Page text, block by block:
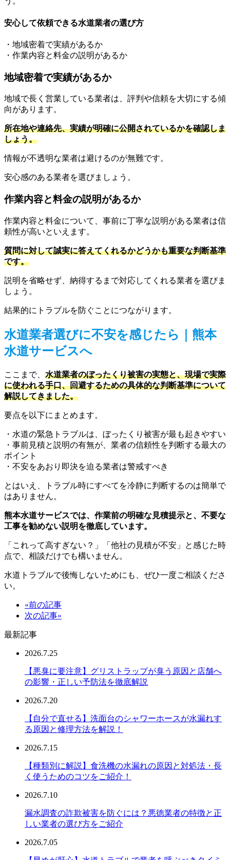
安心して依頼できる水道業者の選び方
・地域密着で実績があるか
・作業内容と料金の説明があるか
地域密着で実績があるか
地域で長く営業している業者は、評判や信頼を大切にする傾
向があります。
所在地や連絡先、実績が明確に公開されているかを確認しま
しょう。
情報が不透明な業者は避けるのが無難です。
安心感のある業者を選びましょう。
作業内容と料金の説明があるか
作業内容と料金について、事前に丁寧な説明がある業者は信
頼性が高いといえます。
質問に対して誠実に答えてくれるかどうかも重要な判断基準
です。
説明を省略せず、納得するまで対応してくれる業者を選びま
しょう。
結果的にトラブルを防ぐことにつながります。
水道業者選びに不安を感じたら｜熊本
水道サービスへ
ここまで、 水道業者のぼったくり被害の実態と、現場で実際
に使われる手口、回避するための具体的な判断基準について
解説してきました。
要点を以下にまとめます。
・水道の緊急トラブルは、ぼったくり被害が最も起きやすい
・事前見積と説明の有無が、業者の信頼性を判断する最大の
ポイント
・不安をあおり即決を迫る業者は警戒すべき
とはいえ、トラブル時にすべてを冷静に判断するのは簡単で
はありません。
熊本水道サービスでは、作業前の明確な見積提示と、不要な
工事を勧めない説明を徹底しています。
「これって高すぎない？」「他社の見積が不安」と感じた時
点で、相談だけでも構いません。
水道トラブルで後悔しないためにも、ぜひ一度ご相談くださ
い。
«前の記事
次の記事»
最新記事
2026.7.25
【悪臭に要注意】グリストラップが臭う原因と店舗へ
の影響・正しい予防法を徹底解説
2026.7.20
【自分で直せる】洗面台のシャワーホースが水漏れす
る原因と修理方法を解説！
2026.7.15
【種類別に解説】食洗機の水漏れの原因と対処法・長
く使うためのコツをご紹介！
2026.7.10
漏水調査の詐欺被害を防ぐには？悪徳業者の特徴と正
しい業者の選び方をご紹介
2026.7.05